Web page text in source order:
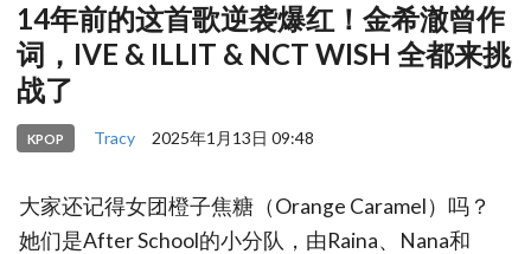
14年前的这首歌逆袭爆红！金希澈曾作
词，IVE & ILLIT & NCT WISH 全都来挑
战了
KPOP Tracy 2025年1月13日 09:48
大家还记得女团橙子焦糖（Orange Caramel）吗？
她们是After School的小分队，由Raina、Nana和